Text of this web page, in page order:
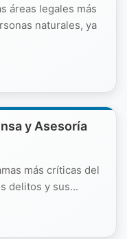
áreas legales más
naturales, ya
y Asesoría
más críticas del
delitos y sus...